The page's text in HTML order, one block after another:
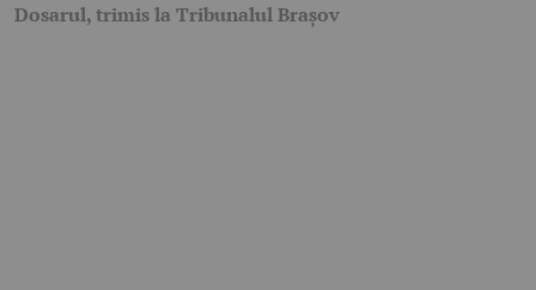
Dosarul, trimis la Tribunalul Brașov